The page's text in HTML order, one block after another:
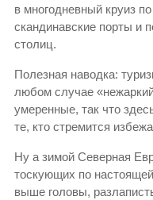
в многодневный круиз
скандинавские порты и
столиц.
Полезная наводка:
любом случае
умеренные, так что
те, кто стремится
Ну а зимой Северная
тоскующих по
выше головы,